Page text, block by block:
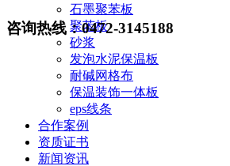
咨询热线：0472-3145188
石墨聚苯板
聚苯板
砂浆
发泡水泥保温板
耐碱网格布
保温装饰一体板
eps线条
合作案例
资质证书
新闻资讯